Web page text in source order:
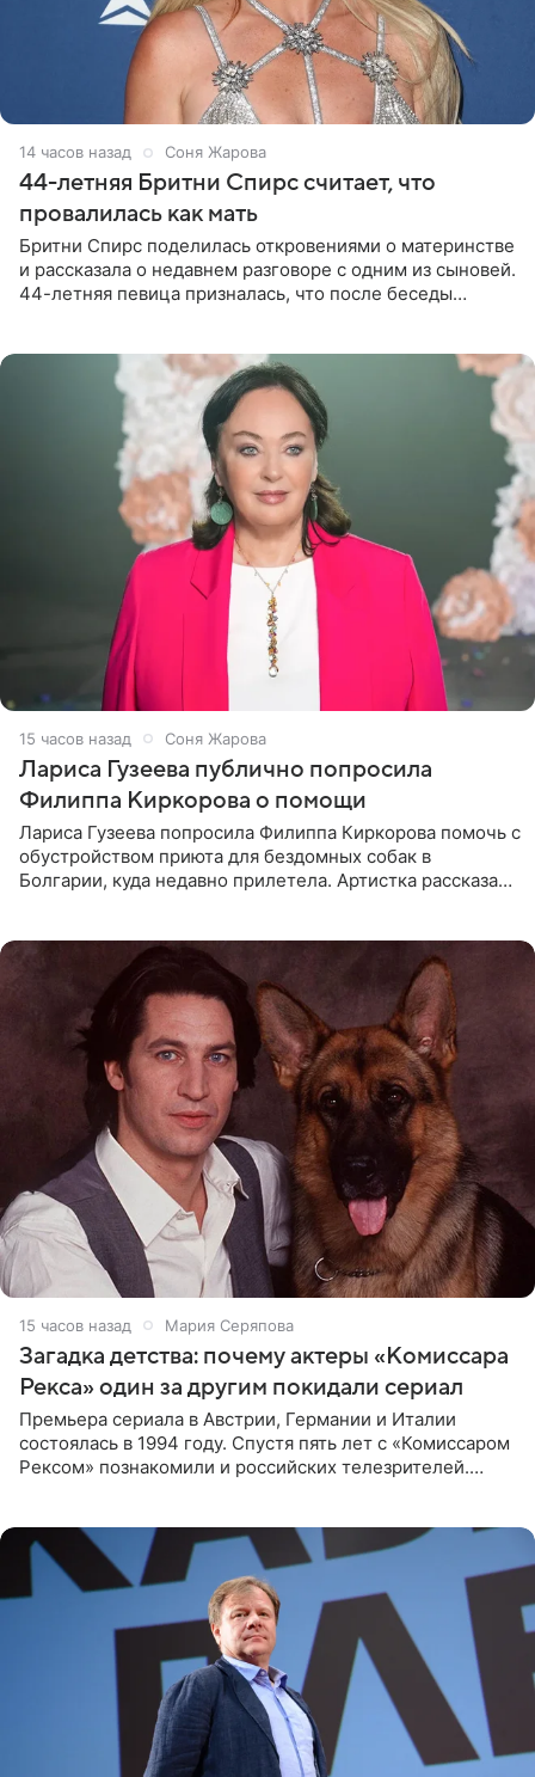
14 часов назад Соня Жарова
44-летняя Бритни Спирс считает, что
провалилась как мать
Бритни Спирс поделилась откровениями о материнстве
и рассказала о недавнем разговоре с одним из сыновей.
44-летняя певица призналась, что после беседы
15 часов назад Соня Жарова
Лариса Гузеева публично попросила
Филиппа Киркорова о помощи
Лариса Гузеева попросила Филиппа Киркорова помочь с
обустройством приюта для бездомных собак в
Болгарии, куда недавно прилетела. Артистка рассказала
15 часов назад Мария Серяпова
Загадка детства: почему актеры «Комиссара
Рекса» один за другим покидали сериал
Премьера сериала в Австрии, Германии и Италии
состоялась в 1994 году. Спустя пять лет с «Комиссаром
Рексом» познакомили и российских телезрителей.